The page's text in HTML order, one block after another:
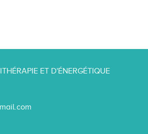
ET D'ÉNERGÉTIQUE